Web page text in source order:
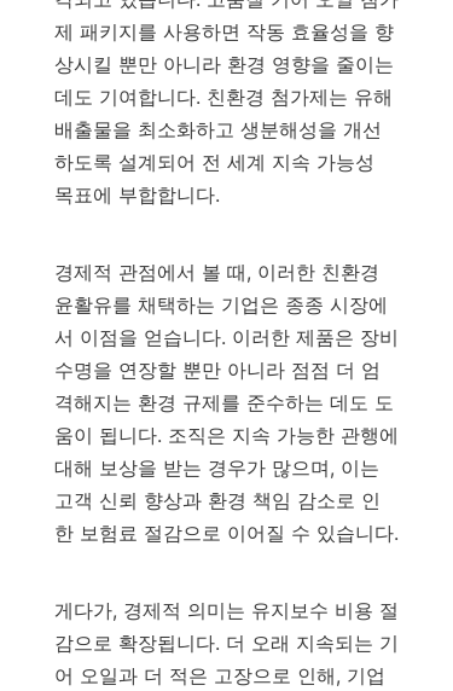
제 패키지를 사용하면 작동 효율성을 향
상시킬 뿐만 아니라 환경 영향을 줄이는
데도 기여합니다. 친환경 첨가제는 유해
배출물을 최소화하고 생분해성을 개선
하도록 설계되어 전 세계 지속 가능성
목표에 부합합니다.
경제적 관점에서 볼 때, 이러한 친환경
윤활유를 채택하는 기업은 종종 시장에
서 이점을 얻습니다. 이러한 제품은 장비
수명을 연장할 뿐만 아니라 점점 더 엄
격해지는 환경 규제를 준수하는 데도 도
움이 됩니다. 조직은 지속 가능한 관행에
대해 보상을 받는 경우가 많으며, 이는
고객 신뢰 향상과 환경 책임 감소로 인
한 보험료 절감으로 이어질 수 있습니다.
게다가, 경제적 의미는 유지보수 비용 절
감으로 확장됩니다. 더 오래 지속되는 기
어 오일과 더 적은 고장으로 인해, 기업